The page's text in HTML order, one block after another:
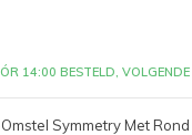
14:00 BESTELD,
Symmetry Met Rond